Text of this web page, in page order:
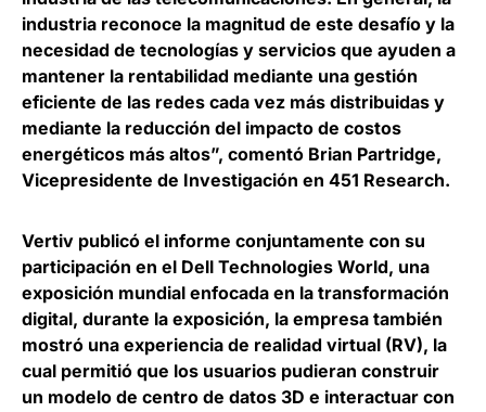
industria reconoce la magnitud de este desafío y la
necesidad de tecnologías y servicios que ayuden a
mantener la rentabilidad mediante una gestión
eficiente de las redes cada vez más distribuidas y
mediante la reducción del impacto de costos
energéticos más altos”, comentó Brian Partridge,
Vicepresidente de Investigación en 451 Research.
Vertiv publicó el informe conjuntamente con su
participación en el Dell Technologies World, una
exposición mundial enfocada en la transformación
digital, durante la exposición, la empresa también
mostró una experiencia de realidad virtual (RV), la
cual permitió que los usuarios pudieran construir
un modelo de centro de datos 3D e interactuar con